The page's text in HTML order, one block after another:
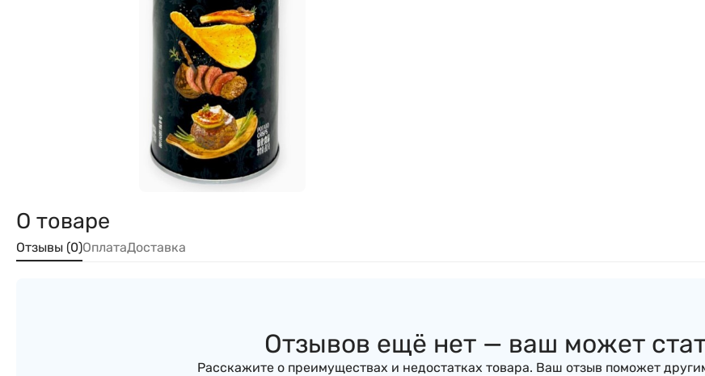
О товаре
Отзывы (0)ОплатаДоставка
Отзывов ещё нет — ваш может
Расскажите о преимуществах и недостатках товара. Ваш отзыв поможет